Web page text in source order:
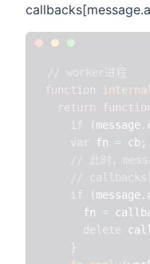
function
internal
return
if
(message .
var fn = cb ;
//
if
(message .
      fn
=
delete
}